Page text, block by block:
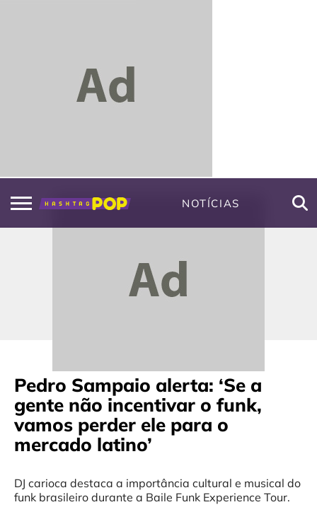
NOTÍCIAS
Pedro Sampaio alerta: ‘Se a
gente não incentivar o funk,
vamos perder ele para o
mercado latino’
DJ carioca destaca a importância cultural e musical do
funk brasileiro durante a Baile Funk Experience Tour.